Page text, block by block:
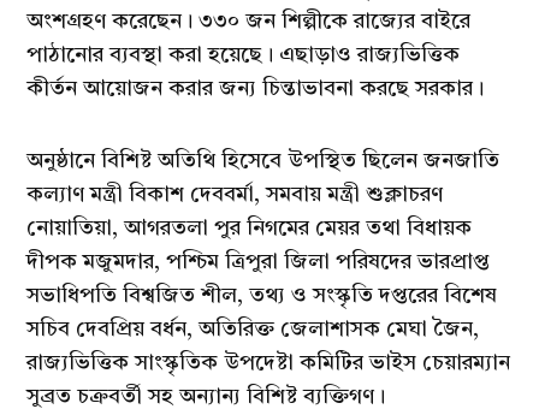
অংশগ্রহণ করেছেন। ৩৩০ জন শিল্পীকে রাজ্যের বাইরে
পাঠানোর ব্যবস্থা করা হয়েছে। এছাড়াও রাজ্যভিত্তিক
কীর্তন আয়োজন করার জন্য চিন্তাভাবনা করছে সরকার।
অনুষ্ঠানে বিশিষ্ট অতিথি হিসেবে উপস্থিত ছিলেন জনজাতি
কল্যাণ মন্ত্রী বিকাশ দেববর্মা, সমবায় মন্ত্রী শুক্লাচরণ
নোয়াতিয়া, আগরতলা পুর নিগমের মেয়র তথা বিধায়ক
দীপক মজুমদার, পশ্চিম ত্রিপুরা জিলা পরিষদের ভারপ্রাপ্ত
সভাধিপতি বিশ্বজিত শীল, তথ্য ও সংস্কৃতি দপ্তরের বিশেষ
সচিব দেবপ্রিয় বর্ধন, অতিরিক্ত জেলাশাসক মেঘা জৈন,
রাজ্যভিত্তিক সাংস্কৃতিক উপদেষ্টা কমিটির ভাইস চেয়ারম্যান
সুব্রত চক্রবর্তী সহ অন্যান্য বিশিষ্ট ব্যক্তিগণ।